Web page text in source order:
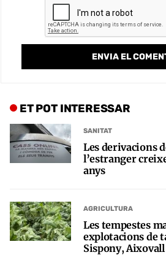
ET POT INTERESSAR
SANITAT
Les derivacions
l’estranger
anys
AGRICULTURA
Les tempestes
explotacions de
Sispony,